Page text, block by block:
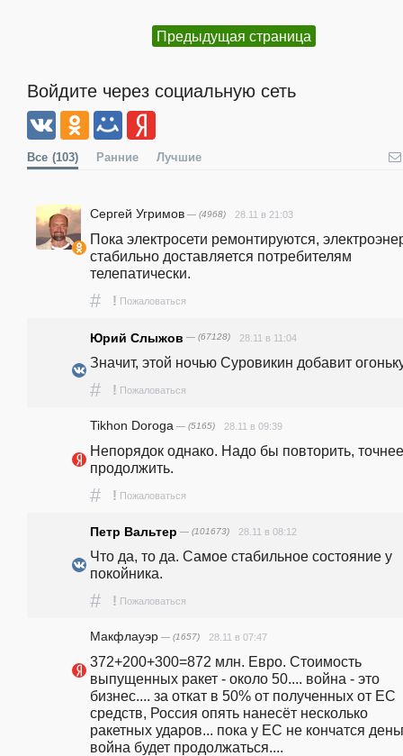
Предыдущая страница
Войдите через социальную сеть
Все (103) Ранние Лучшие
Сергей Угримов — (4968) 28.11 в 21:03
Пока электросети ремонтируются,
стабильно доставляется потребителям
телепатически.
# ! Пожаловаться
Юрий Слыжов — (67128) 28.11 в 11:04
Значит, этой ночью Суровикин добавит
# ! Пожаловаться
Tikhon Doroga — (5165) 28.11 в 09:39
Непорядок однако. Надо бы повторить, точнее
продолжить.
# ! Пожаловаться
Петр Вальтер — (101673) 28.11 в 08:12
Что да, то да. Самое стабильное состояние у
покойника.
# ! Пожаловаться
Макфлауэр — (1657) 28.11 в 07:47
372+200+300=872 млн. Евро. Стоимость
выпущенных ракет - около 50.... война - это
бизнес.... за откат в 50% от полученных от ЕС
средств, Россия опять нанесёт несколько
ракетных ударов... пока у ЕС не кончатся
война будет продолжаться....